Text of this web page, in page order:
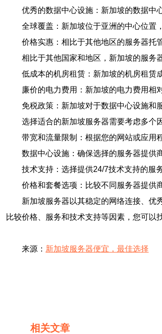
优秀的数据中心设施：新加坡的数据中
全球覆盖：新加坡位于亚洲的中心位置
价格实惠：相比于其他地区的服务器托
相比于其他国家和地区，新加坡的服务
低成本的机房租赁：新加坡的机房租赁
廉价的电力费用：新加坡的电力费用相
免税政策：新加坡对于数据中心设施和
选择适合的新加坡服务器需要考虑多个
带宽和流量限制：根据您的网站或应用
数据中心设施：确保选择的服务器提供
技术支持：选择提供24/7技术支持的服
价格和套餐选项：比较不同服务器提供
新加坡服务器以其稳定的网络连接、优
比较价格、服务和技术支持等因素，您可以
来源： 新加坡服务器便宜，最佳选择
相关文章